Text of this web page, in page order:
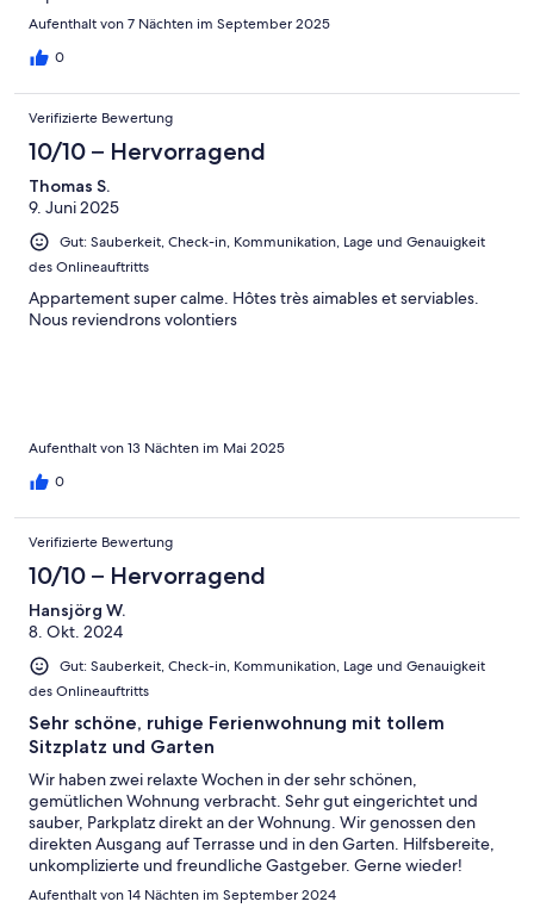
Aufenthalt von 7 Nächten im September 2025
0
Verifizierte Bewertung
10/10 – Hervorragend
Thomas S.
9. Juni 2025
Gut: Sauberkeit, Check-in, Kommunikation, Lage und Genauigkeit
des Onlineauftritts
Appartement super calme. Hôtes très aimables et serviables.
Nous reviendrons volontiers
Aufenthalt von 13 Nächten im Mai 2025
0
Verifizierte Bewertung
10/10 – Hervorragend
Hansjörg W.
8. Okt. 2024
Gut: Sauberkeit, Check-in, Kommunikation, Lage und Genauigkeit
des Onlineauftritts
Sehr schöne, ruhige Ferienwohnung mit tollem
Sitzplatz und Garten
Wir haben zwei relaxte Wochen in der sehr schönen,
gemütlichen Wohnung verbracht. Sehr gut eingerichtet und
sauber, Parkplatz direkt an der Wohnung. Wir genossen den
direkten Ausgang auf Terrasse und in den Garten. Hilfsbereite,
unkomplizierte und freundliche Gastgeber. Gerne wieder!
Aufenthalt von 14 Nächten im September 2024